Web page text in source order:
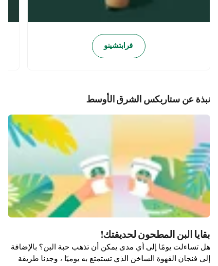
فرابتشينو
نبذة عن ستاربكس الشرق الأوسط
بقايا البن المطحون لحديقتك!
هل تساءلت يومًا إلى أي مدى يمكن أن تذهب حبة البن؟ بالإضافة
إلى فنجان القهوة الساخن الذي تستمتع به يوميًا ، وجدنا طريقة